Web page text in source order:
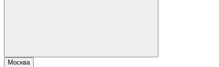
Москва